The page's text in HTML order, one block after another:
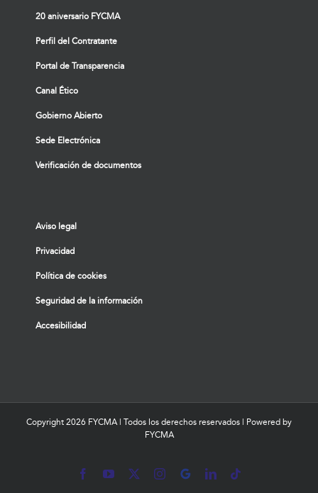
20 aniversario FYCMA
Perfil del Contratante
Portal de Transparencia
Canal Ético
Gobierno Abierto
Sede Electrónica
Verificación de documentos
Aviso legal
Privacidad
Política de cookies
Seguridad de la información
Accesibilidad
Copyright 2026 FYCMA | Todos los derechos reservados | Powered by
FYCMA
FacebookYouTube
X Instagram
MyBusinessLinkedInTiktok